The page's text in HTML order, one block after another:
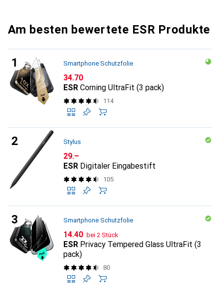
Am besten bewertete ESR Produkte
Smartphone Schutzfolie
CHF
34.70
ESR Corning UltraFit (3 pack)
114
Stylus
CHF
29.–
ESR Digitaler Eingabestift
105
Smartphone Schutzfolie
CHF
14.40 bei 2 Stück
ESR Privacy Tempered Glass UltraFit (3
pack)
80